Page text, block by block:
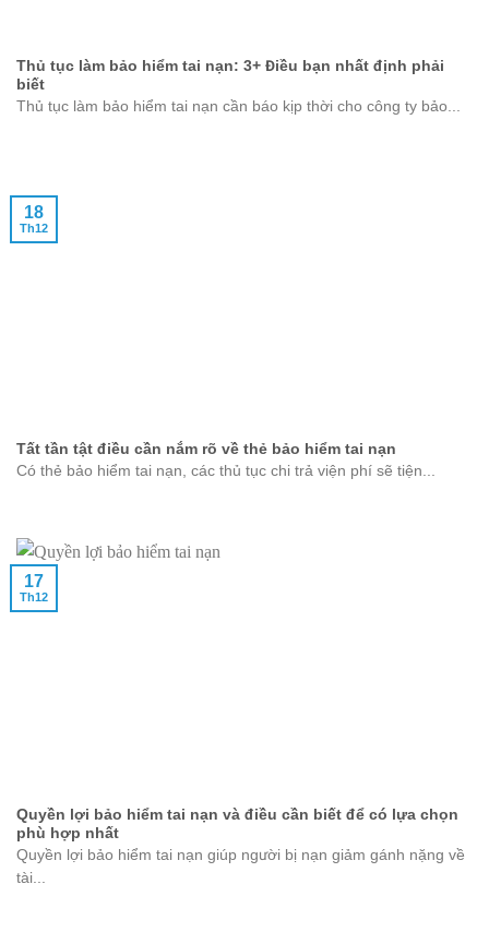
Thủ tục làm bảo hiểm tai nạn: 3+ Điều bạn nhất định phải
biết
Thủ tục làm bảo hiểm tai nạn cần báo kịp thời cho công ty bảo...
Tất tần tật điều cần nắm rõ về thẻ bảo hiểm tai nạn
Có thẻ bảo hiểm tai nạn, các thủ tục chi trả viện phí sẽ tiện...
18
Th12
Quyền lợi bảo hiểm tai nạn và điều cần biết để có lựa chọn
phù hợp nhất
Quyền lợi bảo hiểm tai nạn giúp người bị nạn giảm gánh nặng về
tài...
17
Th12